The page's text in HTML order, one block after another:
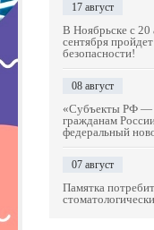
17 август
В Ноябрьске с 20
сентября
безопасности!
08 август
«Субъекты РФ —
гражданам
федеральный
07 август
Памятка